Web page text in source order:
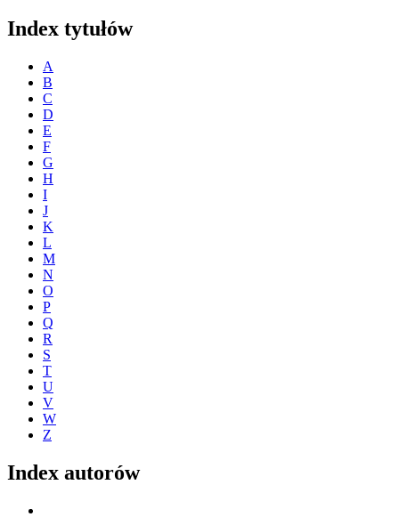
Index tytułów
A
B
C
D
E
F
G
H
I
J
K
L
M
N
O
P
Q
R
S
T
U
V
W
Z
Index autorów